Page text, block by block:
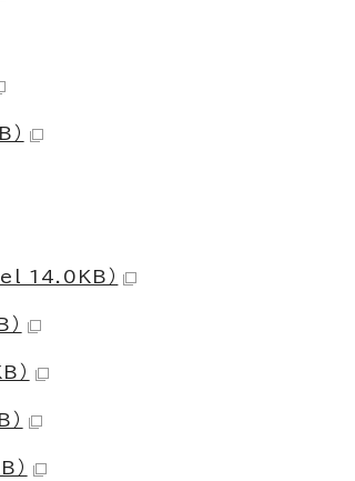
14.0KB）
）